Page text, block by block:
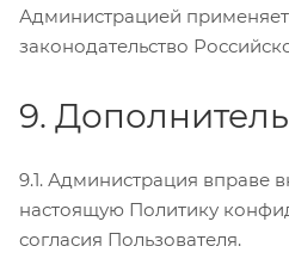
Администрацией
законодательство
9.
9.1. Администрация вправе
настоящую Политику
согласия Пользователя.